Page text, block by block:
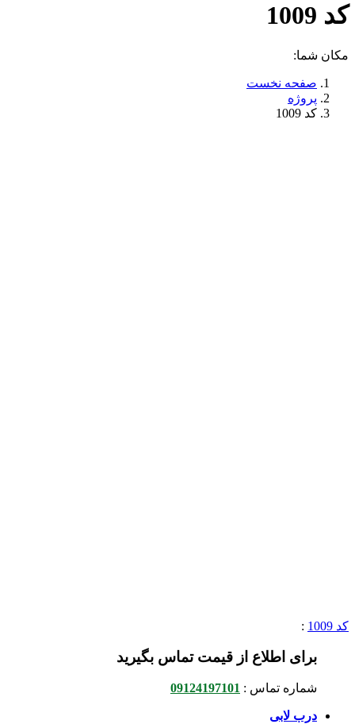
کد 1009
مکان شما:
صفحه نخست
پروژه
کد 1009
کد 1009 :
برای اطلاع از قیمت تماس بگیرید
شماره تماس : 09124197101
درب لابی